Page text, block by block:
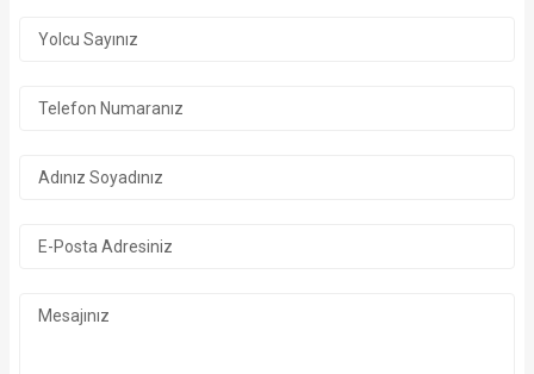
1/22 Fotoğraf